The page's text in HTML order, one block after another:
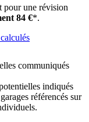
pour une révision
84 €*.
communiqués
indiqués
référencés sur